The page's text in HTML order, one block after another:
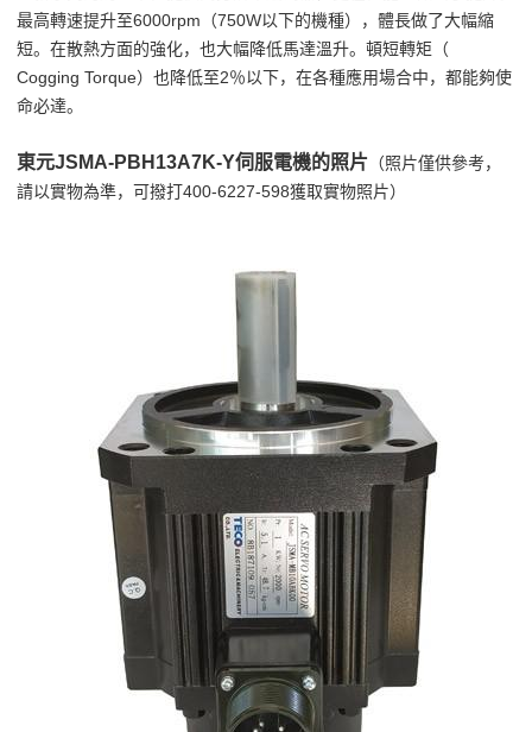
最高轉速提升至6000rpm（750W以下的機種），體長做了大幅縮
短。在散熱方面的強化，也大幅降低馬達溫升。頓短轉矩（
Cogging Torque）也降低至2％以下，在各種應用場合中，都能夠使
命必達。
東元JSMA-PBH13A7K-Y伺服電機的照片 （照片僅供參考，
請以實物為準，可撥打400-6227-598獲取實物照片）